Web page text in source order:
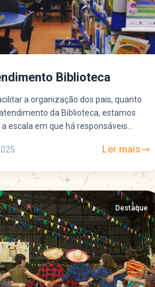
Biblioteca
a organização dos pais, quanto
da Biblioteca, estamos
escala em que há responsáveis
Ler mais
Destaque